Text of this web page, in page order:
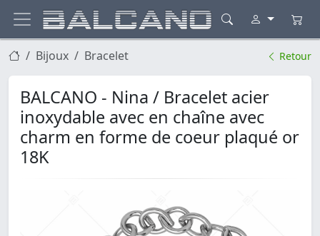
Bijoux Bracelet Retour
BALCANO - Nina / Bracelet acier
inoxydable avec en chaîne avec
charm en forme de coeur plaqué or
18K